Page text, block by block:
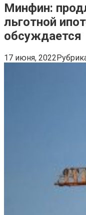
Минфин:
льготной
обсуждается
17 июня, 2022